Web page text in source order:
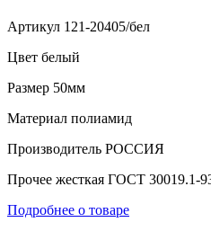
Артикул 121-20405/бел
Цвет белый
Размер 50мм
Материал полиамид
Производитель РОССИЯ
Прочее жесткая ГОСТ 30019.1-
Подробнее о товаре